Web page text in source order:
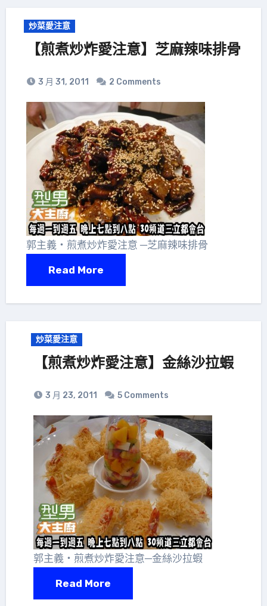
炒菜愛注意
【煎煮炒炸愛注意】芝麻辣味排骨
3 月 31, 2011 2 Comments
郭主義‧煎煮炒炸愛注意 ─芝麻辣味排骨
Read More
炒菜愛注意
【煎煮炒炸愛注意】金絲沙拉蝦
3 月 23, 2011 5 Comments
郭主義‧煎煮炒炸愛注意─金絲沙拉蝦
Read More